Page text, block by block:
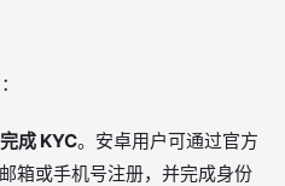
成 KYC。安卓用户可通过官方
箱或手机号注册，并完成身份